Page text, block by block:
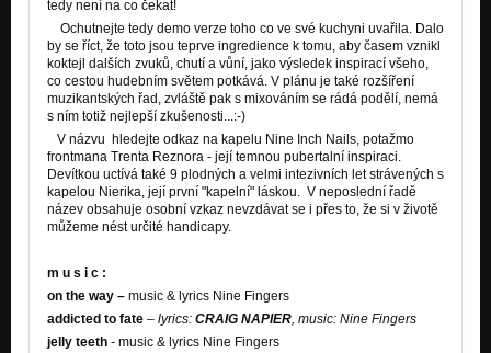
tedy není na co čekat!
Ochutnejte tedy demo verze toho co ve své kuchyni uvařila. Dalo
by se říct, že toto jsou teprve ingredience k tomu, aby časem vznikl
koktejl dalších zvuků, chutí a vůní, jako výsledek inspirací všeho,
co cestou hudebním světem potkává. V plánu je také rozšíření
muzikantských řad, zvláště pak s mixováním se rádá podělí, nemá
s ním totiž nejlepší zkušenosti...:-)
V názvu hledejte odkaz na kapelu Nine Inch Nails, potažmo
frontmana Trenta Reznora - její temnou pubertalní inspiraci.
Devítkou uctívá také 9 plodných a velmi intezivních let strávených s
kapelou Nierika, její první "kapelní" láskou. V neposlední řadě
název obsahuje osobní vzkaz nevzdávat se i přes to, že si v životě
můžeme nést určité handicapy.
m u s i c :
on the way – music & lyrics Nine Fingers
addicted to fate – lyrics: CRAIG NAPIER music: Nine Fingers
jelly teeth - music & lyrics Nine Fingers